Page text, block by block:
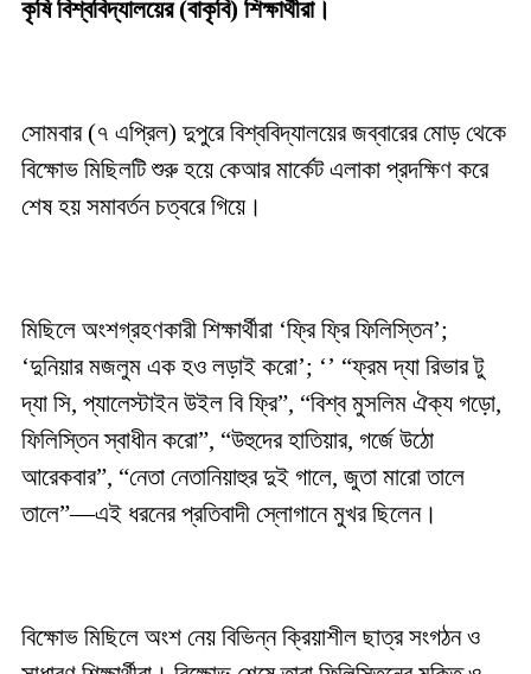
কৃষি বিশ্ববিদ্যালয়ের (বাকৃবি) শিক্ষার্থীরা।
সোমবার (৭ এপ্রিল) দুপুরে বিশ্ববিদ্যালয়ের জব্বারের মোড় থেকে
বিক্ষোভ মিছিলটি শুরু হয়ে কেআর মার্কেট এলাকা প্রদক্ষিণ করে
শেষ হয় সমাবর্তন চত্বরে গিয়ে।
মিছিলে অংশগ্রহণকারী শিক্ষার্থীরা ‘ফ্রি ফ্রি ফিলিস্তিন’;
‘দুনিয়ার মজলুম এক হও লড়াই করো’; ‘’ “ফ্রম দ্যা রিভার টু
দ্যা সি, প্যালেস্টাইন উইল বি ফ্রি”, “বিশ্ব মুসলিম ঐক্য গড়ো,
ফিলিস্তিন স্বাধীন করো”, “উহুদের হাতিয়ার, গর্জে উঠো
আরেকবার”, “নেতা নেতানিয়াহুর দুই গালে, জুতা মারো তালে
তালে”—এই ধরনের প্রতিবাদী স্লোগানে মুখর ছিলেন।
বিক্ষোভ মিছিলে অংশ নেয় বিভিন্ন ক্রিয়াশীল ছাত্র সংগঠন ও